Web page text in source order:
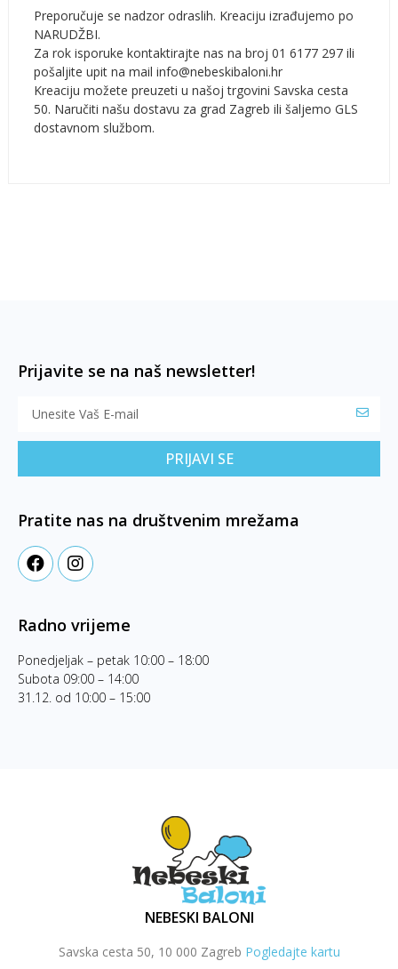
Preporučuje se nadzor odraslih. Kreaciju izrađujemo po
NARUDŽBI.
Za rok isporuke kontaktirajte nas na broj 01 6177 297 ili
pošaljite upit na mail info@nebeskibaloni.hr
Kreaciju možete preuzeti u našoj trgovini Savska cesta
50. Naručiti našu dostavu za grad Zagreb ili šaljemo GLS
dostavnom službom.
Prijavite se na naš newsletter!
PRIJAVI SE
Pratite nas na društvenim mrežama
Radno vrijeme
Ponedjeljak – petak 10:00 – 18:00
Subota 09:00 – 14:00
31.12. od 10:00 – 15:00
NEBESKI BALONI
Savska cesta 50, 10 000 Zagreb Pogledajte kartu